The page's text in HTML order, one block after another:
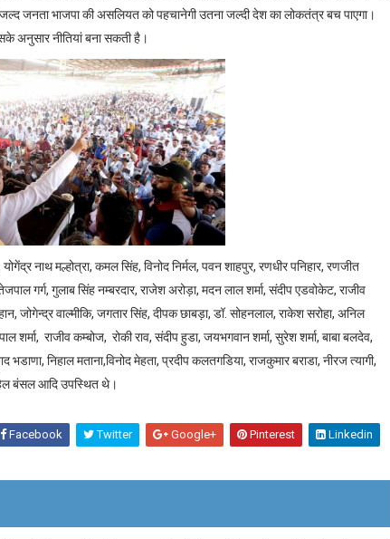
जनता भाजपा की असलियत को पहचानेगी उतना जल्दी देश का लोकतंत्र बच पाएगा।
अनुसार नीतियां बना सकती है।
नाथ मल्होत्रा, कमल सिंह, विनोद निर्मल, पवन शाहपुर, रणधीर पनिहार, रणजीत
गर्ग, गुलाब सिंह नम्बरदार, राजेश अरोड़ा, मदन लाल शर्मा, संदीप एडवोकेट, राजीव
जोगेन्द्र वाल्मीकि, जगतार सिंह, दीपक छाबड़ा, डॉ. सोहनलाल, राकेश सरोहा, अनिल
शर्मा, राजीव कम्बोज, रोकी राव, संदीप हुडा, जयभगवान शर्मा, सुरेश शर्मा, बाबा बलदेव,
भडाणा, निहाल मताना,विनोद मेहता, प्रदीप कलतगडिया, राजकुमार बराडा, नीरज त्यागी,
बंसल आदि उपस्थित थे।
Facebook Twitter Google+ Pinterest Linkedin